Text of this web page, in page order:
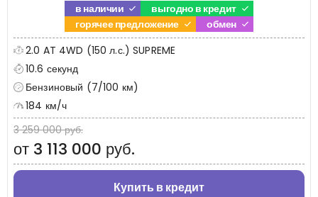
в наличии
выгодно в кредит
горячее предложение
обмен
2.0 AT 4WD (150 л.с.) SUPREME
10.6 секунд
Бензиновый (7/100 км)
184 км/ч
3 259 000 руб.
от 3 113 000 руб.
Купить в кредит